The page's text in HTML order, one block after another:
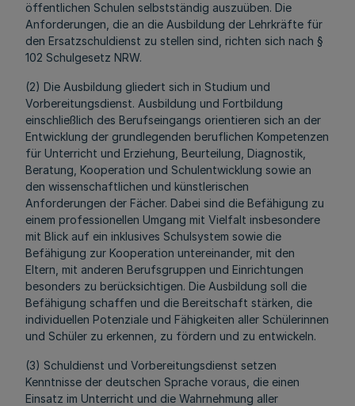
öffentlichen Schulen selbstständig auszuüben. Die
Anforderungen, die an die Ausbildung der Lehrkräfte für
den Ersatzschuldienst zu stellen sind, richten sich nach §
102 Schulgesetz NRW.
(2) Die Ausbildung gliedert sich in Studium und
Vorbereitungsdienst. Ausbildung und Fortbildung
einschließlich des Berufseingangs orientieren sich an der
Entwicklung der grundlegenden beruflichen Kompetenzen
für Unterricht und Erziehung, Beurteilung, Diagnostik,
Beratung, Kooperation und Schulentwicklung sowie an
den wissenschaftlichen und künstlerischen
Anforderungen der Fächer. Dabei sind die Befähigung zu
einem professionellen Umgang mit Vielfalt insbesondere
mit Blick auf ein inklusives Schulsystem sowie die
Befähigung zur Kooperation untereinander, mit den
Eltern, mit anderen Berufsgruppen und Einrichtungen
besonders zu berücksichtigen. Die Ausbildung soll die
Befähigung schaffen und die Bereitschaft stärken, die
individuellen Potenziale und Fähigkeiten aller Schülerinnen
und Schüler zu erkennen, zu fördern und zu entwickeln.
(3) Schuldienst und Vorbereitungsdienst setzen
Kenntnisse der deutschen Sprache voraus, die einen
Einsatz im Unterricht und die Wahrnehmung aller